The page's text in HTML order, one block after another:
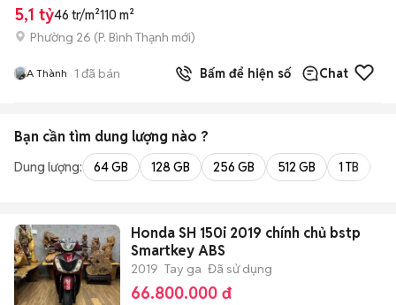
5,1 tỷ46 tr/m²110 m²
Phường 26 (P. Bình Thạnh mới)
A Thành 1 đã bán Bấm để hiện số Chat
Bạn cần tìm dung lượng nào ?
Dung lượng: 64 GB 128 GB 256 GB 512 GB 1 TB
Honda SH 150i 2019 chính chủ bstp
Smartkey ABS
2019 Tay ga Đã sử dụng
66.800.000 đ